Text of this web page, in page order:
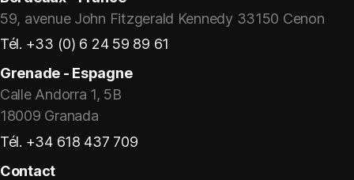
59, avenue John Fitzgerald Kennedy 33150 Cenon
Tél. +33 (0) 6 24 59 89 61
Grenade - Espagne
Calle Andorra 1, 5B
18009 Granada
Tél. +34 618 437 709
Contact